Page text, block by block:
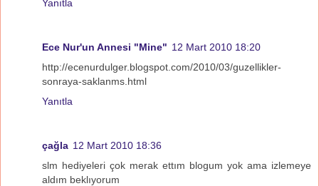
Yanıtla
Ece Nur'un Annesi "Mine" 12 Mart 2010 18:20
http://ecenurdulger.blogspot.com/2010/03/guzellikler-
sonraya-saklanms.html
Yanıtla
çağla 12 Mart 2010 18:36
slm hediyeleri çok merak ettım blogum yok ama izlemeye
aldım beklıyorum